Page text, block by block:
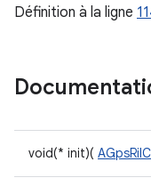
Définition à la ligne
void(* init)(